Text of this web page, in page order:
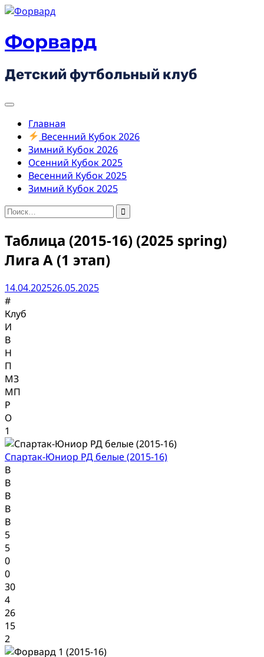
Skip
content
Форвард
Детский футбольный клуб
Главная
Весенний Кубок 2026
Зимний Кубок 2026
Осенний Кубок 2025
Весенний Кубок 2025
Зимний Кубок 2025
Найти:
Таблица (2015-16) (2025 spring)
Лига А (1 этап)
14.04.202526.05.2025
#
Клуб
И
В
Н
П
МЗ
МП
Р
О
1
Спартак-Юниор РД белые (2015-16)
В
В
В
В
В
5
5
0
0
30
4
26
15
2